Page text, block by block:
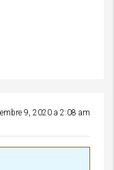
9, 2020 a 2:08 am